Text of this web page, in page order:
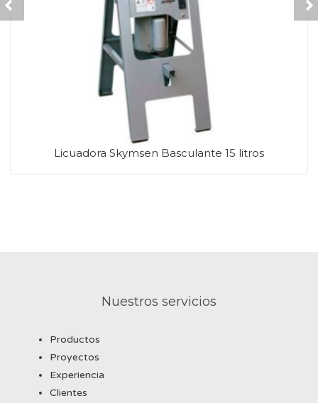
Licuadora Skymsen Basculante 15 litros
Nuestros servicios
Productos
Proyectos
Experiencia
Clientes